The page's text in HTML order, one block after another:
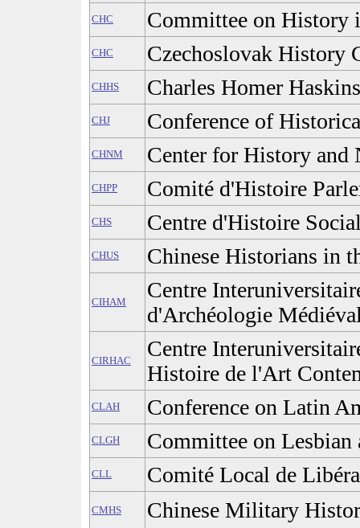
CHC Committee on History
CHC Czechoslovak History
CHHS Charles Homer
CHJ Conference of
CHNM Center for History and
CHPP Comité d'Histoire
CHS Centre d'Histoire
CHUS Chinese Historians in
CIHAM
Centre
d'Archéologie
CIRHAC
Centre
Histoire de l'Art
CLAH Conference on Latin
CLGH Committee on
CLL Comité Local de
CMHS Chinese Military